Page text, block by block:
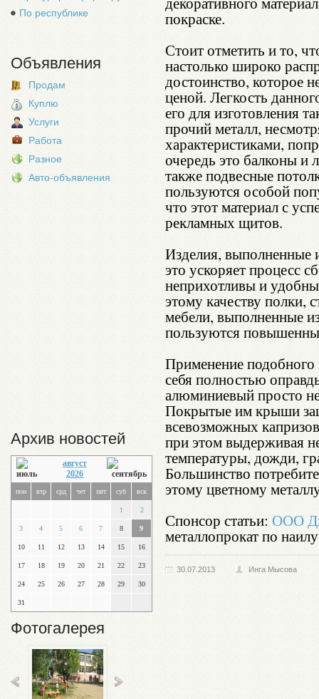
По республике
Объявления
Продам
Куплю
Услуги
Работа
Разное
Авто-объявления
Архив новостей
август
2026
пон втр срд чет пят суб вск
1 2
3 4 5 6 7 8 9
10 11 12 13 14 15 16
17 18 19 20 21 22 23
24 25 26 27 28 29 30
31
Фотогалерея
покраске.
Стоит отметить и то,
настолько широко
достоинство, которое
ценой. Легкость
его для изготовления
прочий металл,
характеристиками,
очередь это балконы и
также подвесные
пользуются особой
что этот материал с
рекламных щитов.
Изделия, выполненные
это ускоряет процесс
неприхотливы и
этому качеству полки,
мебели, выполненные
пользуются
Применение подобного
себя полностью
алюминиевый просто
Покрытые им крыши
всевозможных
при этом выдерживая
температуры, дожди,
Большинство
этому цветному
Спонсор статьи: ООО
металлопрокат по
30.07.2013 Инга Мысова